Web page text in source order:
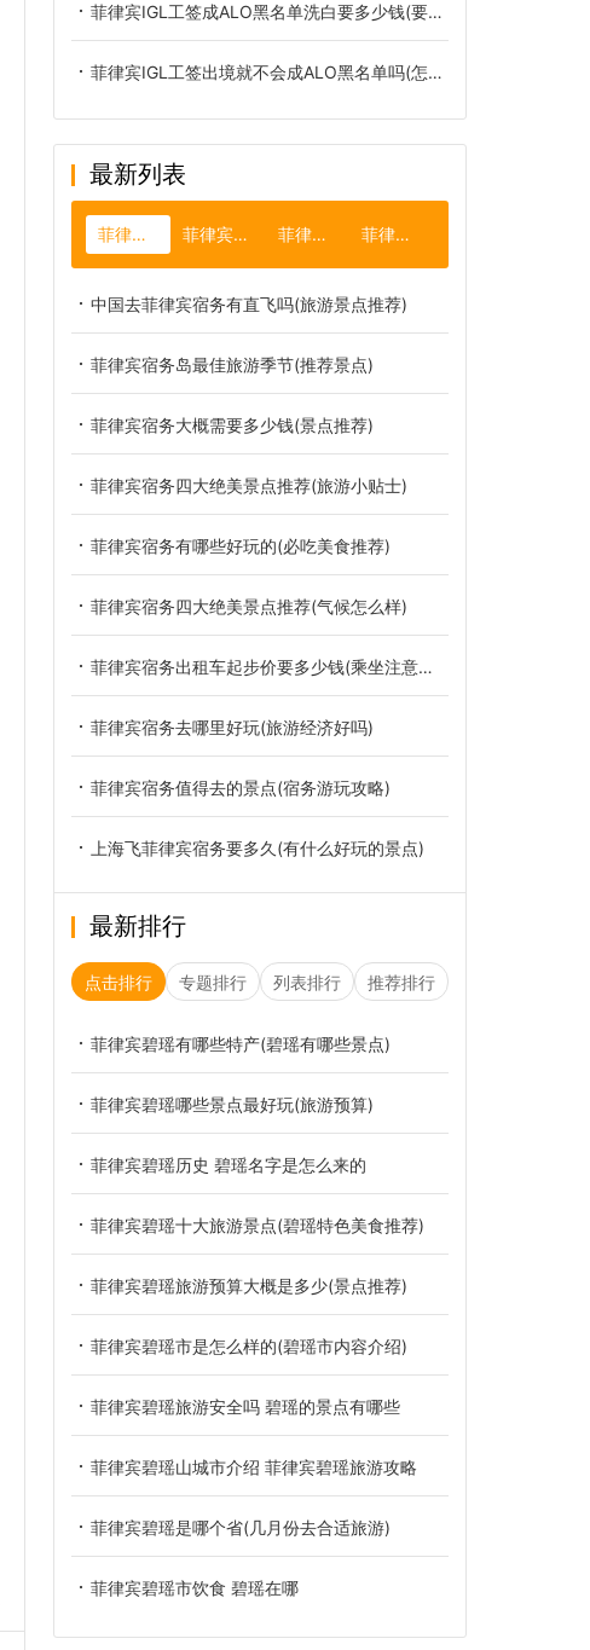
菲律宾IGL工签成ALO黑名单洗白要多少钱(要多久)
菲律宾IGL工签出境就不会成ALO黑名单吗(怎么洗白)
最新列表
菲律宾宿务 菲律宾结婚证 菲律宾降签 菲律宾航空
中国去菲律宾宿务有直飞吗(旅游景点推荐)
菲律宾宿务岛最佳旅游季节(推荐景点)
菲律宾宿务大概需要多少钱(景点推荐)
菲律宾宿务四大绝美景点推荐(旅游小贴士)
菲律宾宿务有哪些好玩的(必吃美食推荐)
菲律宾宿务四大绝美景点推荐(气候怎么样)
菲律宾宿务出租车起步价要多少钱(乘坐注意事项)
菲律宾宿务去哪里好玩(旅游经济好吗)
菲律宾宿务值得去的景点(宿务游玩攻略)
上海飞菲律宾宿务要多久(有什么好玩的景点)
最新排行
点击排行 专题排行 列表排行 推荐排行
菲律宾碧瑶有哪些特产(碧瑶有哪些景点)
菲律宾碧瑶哪些景点最好玩(旅游预算)
菲律宾碧瑶历史 碧瑶名字是怎么来的
菲律宾碧瑶十大旅游景点(碧瑶特色美食推荐)
菲律宾碧瑶旅游预算大概是多少(景点推荐)
菲律宾碧瑶市是怎么样的(碧瑶市内容介绍)
菲律宾碧瑶旅游安全吗 碧瑶的景点有哪些
菲律宾碧瑶山城市介绍 菲律宾碧瑶旅游攻略
菲律宾碧瑶是哪个省(几月份去合适旅游)
菲律宾碧瑶市饮食 碧瑶在哪